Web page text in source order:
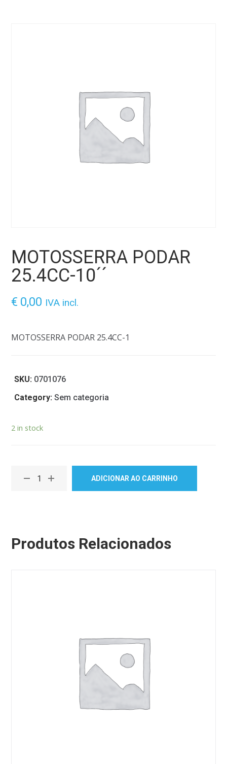
MOTOSSERRA PODAR
25.4CC-10´´
€ 0,00 IVA incl.
MOTOSSERRA PODAR 25.4CC-1
SKU: 0701076
Category:Sem categoria
2 in stock
ADICIONAR AO CARRINHO
Produtos Relacionados